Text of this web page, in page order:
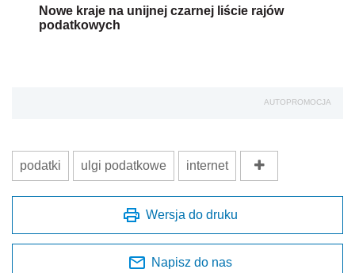
Nowe kraje na unijnej czarnej liście rajów
podatkowych
AUTOPROMOCJA
podatki ulgi podatkowe internet
Wersja do druku
Napisz do nas